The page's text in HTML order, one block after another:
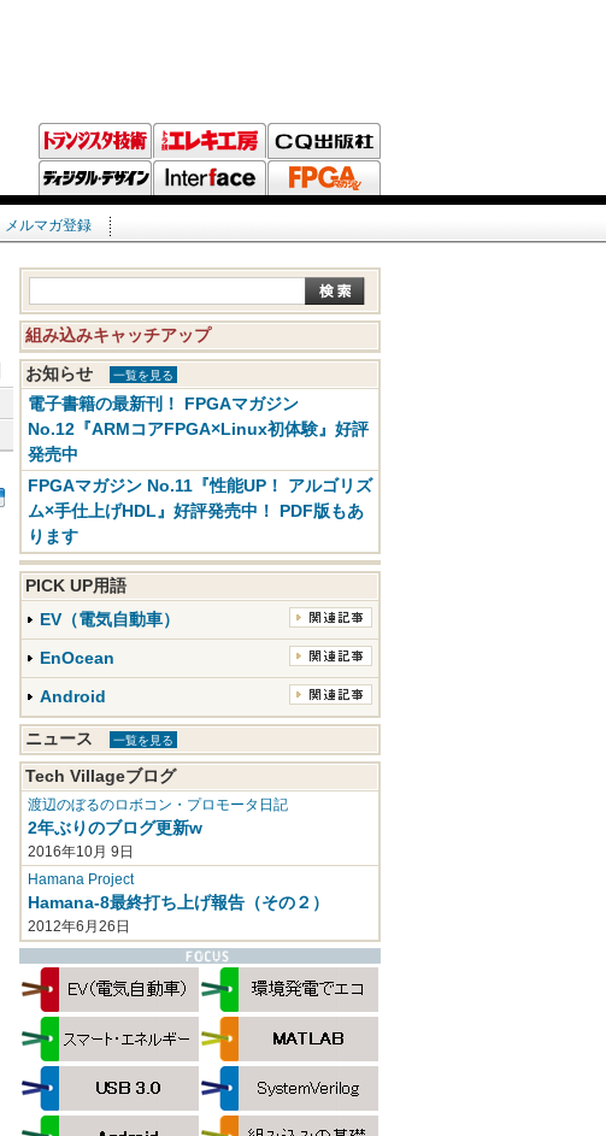
メルマガ登録
組み込みキャッチアップ
お知らせ 一覧を見る
電子書籍の最新刊！ FPGAマガジン
No.12『ARMコアFPGA×Linux初体験』好評
発売中
FPGAマガジン No.11『性能UP！ アルゴリズ
ム×手仕上げHDL』好評発売中！ PDF版もあ
ります
PICK UP用語
EV（電気自動車）
EnOcean
Android
ニュース 一覧を見る
Tech Villageブログ
渡辺のぼるのロボコン・プロモータ日記
2年ぶりのブログ更新w
2016年10月 9日
Hamana Project
Hamana-8最終打ち上げ報告（その２）
2012年6月26日